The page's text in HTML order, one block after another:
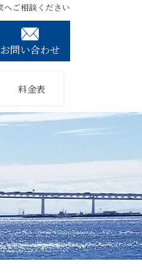
へご相談ください
お問い合わせ
料金表